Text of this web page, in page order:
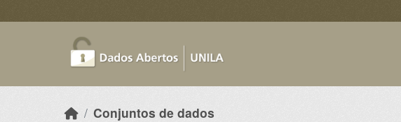
Conjuntos de dados